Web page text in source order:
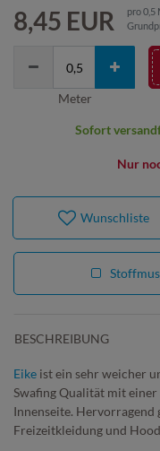
8,45 EUR pro0,5
Nur
Meter
Sofort
Wunschliste
BESCHREIBUNG
Eike ist ein sehr weicher
Swafing Qualität mit einer
Innenseite. Hervorragend
Freizeitkleidung und